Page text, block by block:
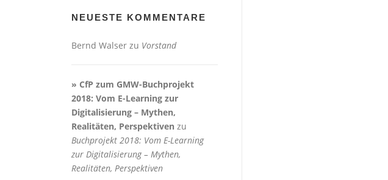
NEUESTE KOMMENTARE
Bernd Walser zu Vorstand
» CfP zum GMW-Buchprojekt
2018: Vom E-Learning zur
Digitalisierung – Mythen,
Realitäten, Perspektiven zu
Buchprojekt 2018: Vom E-Learning
zur Digitalisierung – Mythen,
Realitäten, Perspektiven